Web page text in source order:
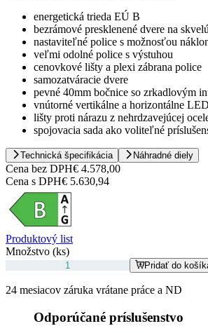
energetická trieda EÚ B
bezrámové presklenené dvere na
nastaviteľné police s možnosťou
veľmi odolné police s výstuhou
cenovkové lišty a plexi zábrana police
samozatváracie dvere
pevné 40mm bočnice so zrkadlovým
vnútorné vertikálne a horizontálne
lišty proti nárazu z nehrdzavejúcej
spojovacia sada ako voliteľné
Technická špecifikácia Náhradné diely
Cena bez DPH€ 4.578,00
Cena s DPH€ 5.630,94
Produktový list
Množstvo (ks)
Pridať do
24 mesiacov záruka vrátane práce a ND
Odporúčané príslušenstvo